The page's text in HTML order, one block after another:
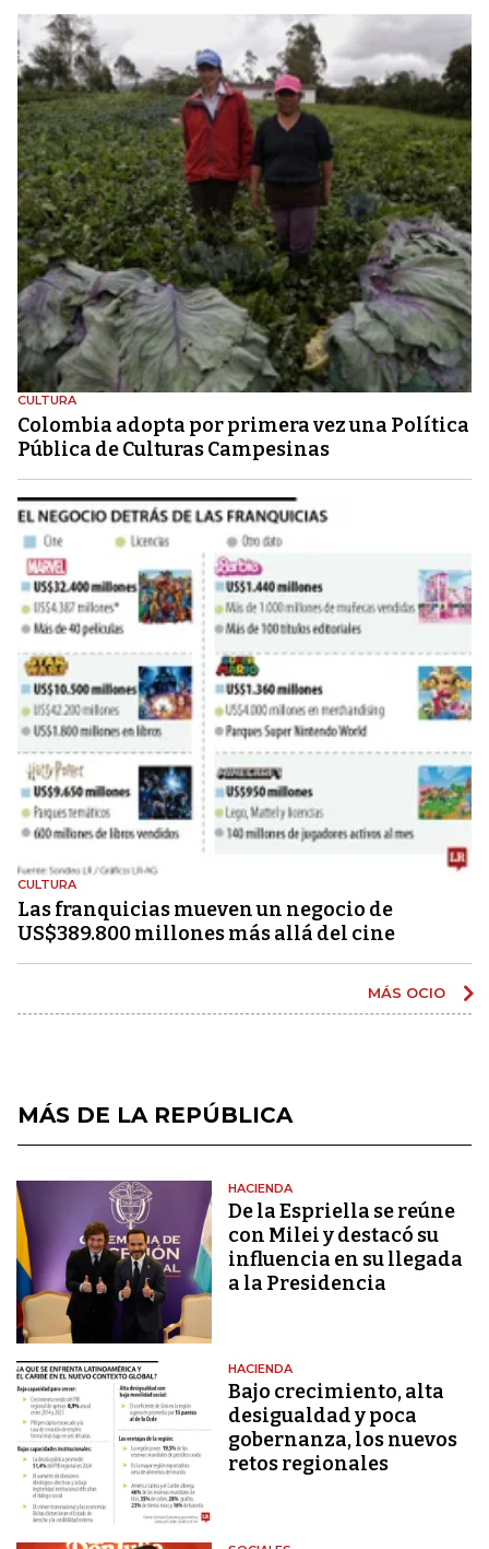
CULTURA
Colombia adopta por primera vez una Política
Pública de Culturas Campesinas
CULTURA
Las franquicias mueven un negocio de
US$389.800 millones más allá del cine
MÁS OCIO
MÁS DE LA REPÚBLICA
HACIENDA
De la Espriella se reúne
con Milei y destacó su
influencia en su llegada
a la Presidencia
HACIENDA
Bajo crecimiento, alta
desigualdad y poca
gobernanza, los nuevos
retos regionales